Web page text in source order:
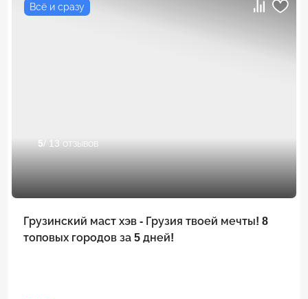
Всё и сразу
5/ 13 отзывов
Грузинский маст хэв - Грузия твоей мечты! 8
топовых городов за 5 дней!